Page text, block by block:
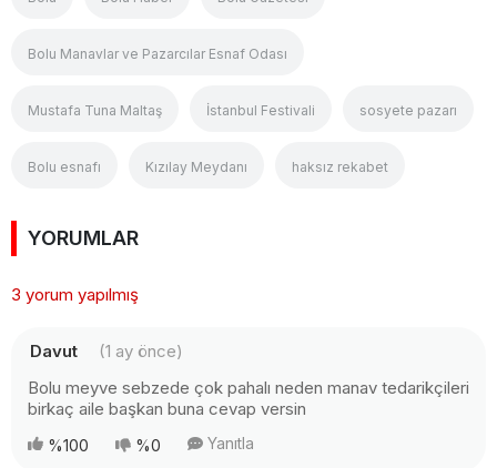
Bolu Manavlar ve Pazarcılar Esnaf Odası
Mustafa Tuna Maltaş İstanbul Festivali sosyete pazarı
Bolu esnafı Kızılay Meydanı haksız rekabet
YORUMLAR
3 yorum yapılmış
Davut
(1 ay önce)
Bolu meyve sebzede çok pahalı neden manav tedarikçileri
birkaç aile başkan buna cevap versin
%100 %0 Yanıtla